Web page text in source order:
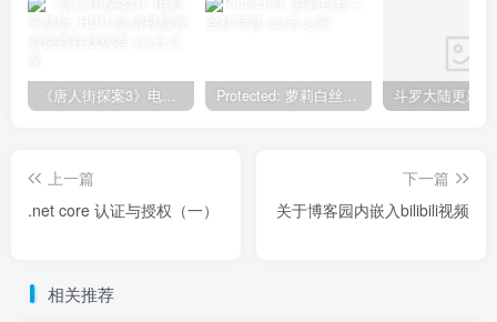
《唐人街探案3》电影完整版_HDTC高清视频资源免费在线观看 Protected: 萝莉白丝—丝袜写真
上一篇
.net core 认证与授权（一）
下一篇
关于博客园内嵌入bilibili视频
相关推荐